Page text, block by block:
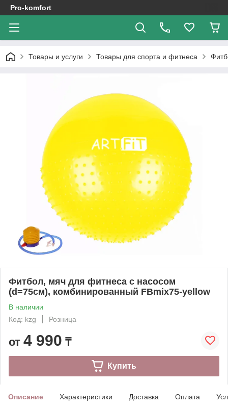
Pro-komfort
Товары и услуги Товары для спорта и фитнеса
Фитбол, мяч для фитнеса c насосом
(d=75см), комбинированный FBmix75-yellow
В наличии
Код: kzg
Розница
от 4 990 ₸
Купить
Описание Характеристики Доставка Оплата